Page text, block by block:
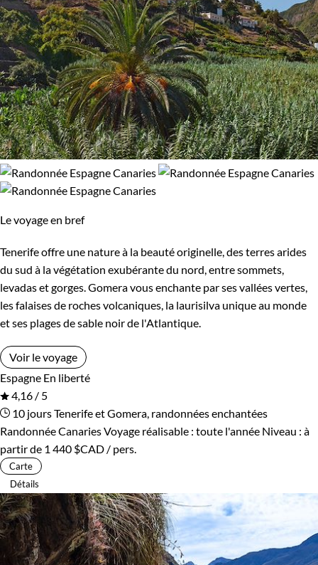
Le voyage en bref
Tenerife offre une nature à la beauté originelle, des terres arides
du sud à la végétation exubérante du nord, entre sommets,
levadas et gorges. Gomera vous enchante par ses vallées vertes,
les falaises de roches volcaniques, la laurisilva unique au monde
et ses plages de sable noir de l'Atlantique.
Voir le voyage
Espagne En liberté
4,16 / 5
10 joursTenerife et Gomera, randonnées enchantées
Randonnée CanariesVoyage réalisable : toute l'année Niveau : à
partir de 1 440 $CAD / pers.
Carte
Détails